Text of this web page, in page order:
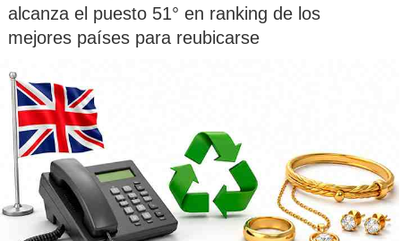
alcanza el puesto 51° en ranking de los
mejores países para reubicarse